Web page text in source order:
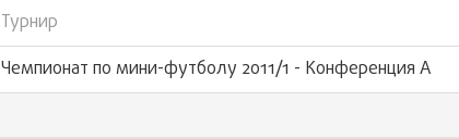
Турнир
Чемпионат по мини-футболу 2011/1 - Конференция А